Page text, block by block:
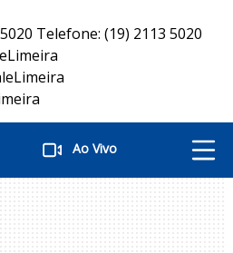
Ao Vivo
Telefone: (19) 2113 5020